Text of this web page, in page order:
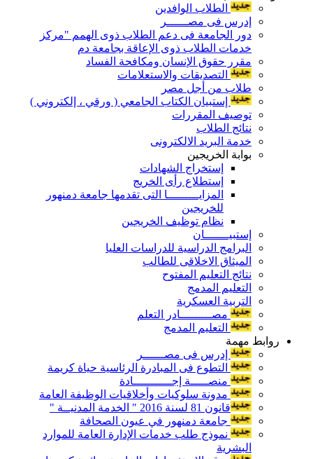
الطلاب الوافدين
إدرس فى مصــــــر
دور الجامعة فى دعم الطلاب ذوى الهمم "مركز
خدمات الطلاب ذوى الإعاقة بجامعة دم
مقرر حقوق الإنسان ومكافحة الفساد
التصديقات والاستعلامات
طلاب من أجل مصر
إستبيان الكتاب الجامعي ( ورقي ، إلكتروني )
توصيف المقررات
نتائج الطلاب
خدمة البريد الالكترونى
بوابة الخريجين
إستخراج الشهادات
إستطلاع رأى الخريج
المزايـــــــــا التى تقدمها جامعة دمنهور
للخريجين
نظام توظيف الخريجين
إستبيـــــــان
البرامج الدراسية للدراسات العليا
الميثاق الاخلاقى للطالب
نتائج التعليم المفتوح
التعليم المدمج
التربية العسكرية
مصـــــــــادر التعلم
التعليم المدمج
روابط مهمة
إدرس فى مصــــــر
التطوع فى المبادرة الرئاسية حياة كريمة
منصـــــة إجـــــــــــادة
مدونة سلوكيات وأخلاقيات الوظيفة العامة
قانون 81 لسنة 2016 " الخدمة المدنيــة "
جامعة دمنهور في عيون الصحافة
نموذج طلب خدمات الإدارة العامة للموارد
البشرية